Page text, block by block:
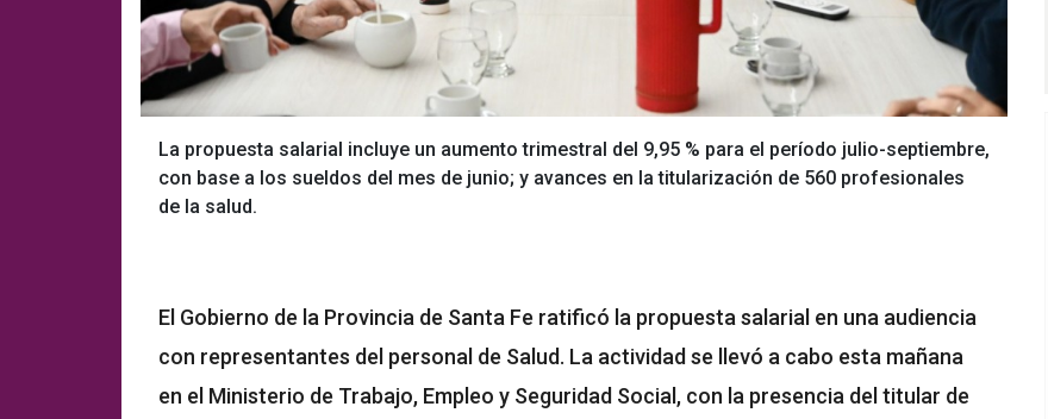
La propuesta salarial incluye un aumento trimestral del 9,95 % para el período julio-septiembre,
con base a los sueldos del mes de junio; y avances en la titularización de 560 profesionales
de la salud.
El Gobierno de la Provincia de Santa Fe ratificó la propuesta salarial en una audiencia
con representantes del personal de Salud. La actividad se llevó a cabo esta mañana
en el Ministerio de Trabajo, Empleo y Seguridad Social, con la presencia del titular de